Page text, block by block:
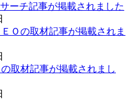
ーチ記事が掲載されました
Ｏの取材記事が掲載されま
取材記事が掲載されまし